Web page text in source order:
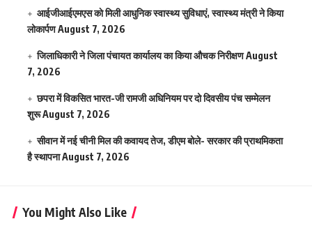
आईजीआईएमएस काे मिली आधुनिक स्वास्थ्य सुविधाएं, स्वास्थ्य मंत्री ने किया
लोकार्पणAugust 7, 2026
जिलाधिकारी ने जिला पंचायत कार्यालय का किया औचक निरीक्षणAugust
7, 2026
छपरा में विकसित भारत-जी रामजी अधिनियम पर दो दिवसीय पंच सम्मेलन
शुरूAugust 7, 2026
सीवान में नई चीनी मिल की कवायद तेज, डीएम बोले- सरकार की प्राथमिकता
है स्थापनाAugust 7, 2026
You Might Also Like